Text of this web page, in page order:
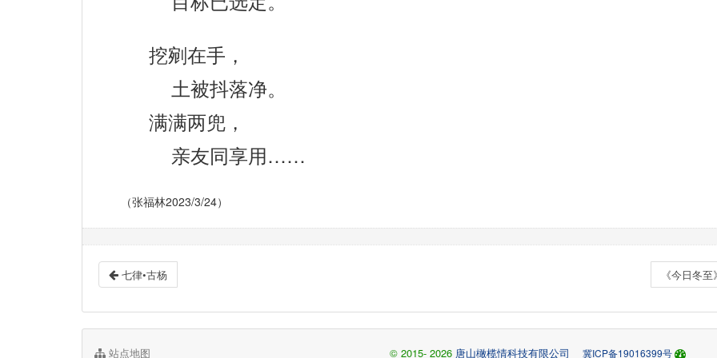
挖剜在手，
土被抖落净。
满满两兜，
亲友同享用……
（张福林2023/3/24）
七律•古杨 《今日冬至》
站点地图 © 2015- 2026 唐山橄榄情科技有限公司 冀ICP备19016399号